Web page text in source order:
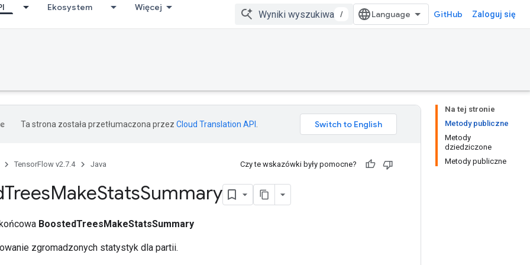
Ekosystem Więcej
/ GitHub Zaloguj się
Na tej stronie
Metody publiczne
Metody
dziedziczone
Metody publiczne
Ta strona została przetłumaczona przez Cloud Translation API
TensorFlow v2.7.4 Java Czy te wskazówki były pomocne?
TreesMakeStatsSummary
BoostedTreesMakeStatsSummary
zgromadzonych statystyk dla partii.